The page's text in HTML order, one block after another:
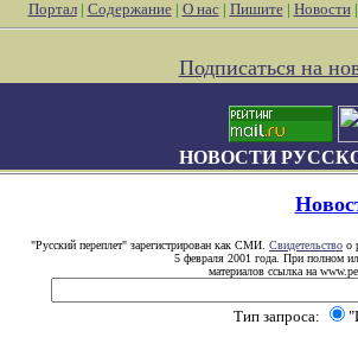
Портал| Содержание| О нас| Пишите| Новости|
Подписаться на
НОВОСТИ
"Русский переплет" зарегистрирован как СМИ. Свидетельство о
5 февраля 2001 года. При полном
материалов ссылка на
Тип запроса: